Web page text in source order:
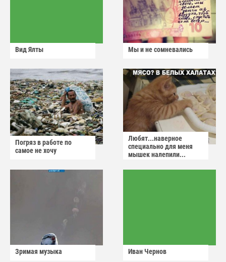
Вид Ялты Мы и не сомневались
Погряз в работе по
самое не хочу
Любят...наверное
специально для меня
мышек налепили...
Зримая музыка Иван Чернов